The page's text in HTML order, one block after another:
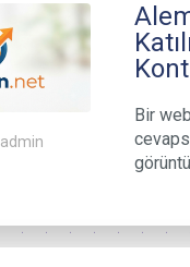
admin
Bir